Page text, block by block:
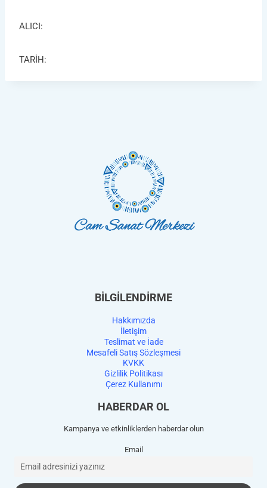
ALICI:
TARİH:
BİLGİLENDİRME
Hakkımızda
İletişim
Teslimat ve İade
Mesafeli Satış Sözleşmesi
KVKK
Gizlilik Politikası
Çerez Kullanımı
HABERDAR OL
Kampanya ve etkinliklerden haberdar olun
Email